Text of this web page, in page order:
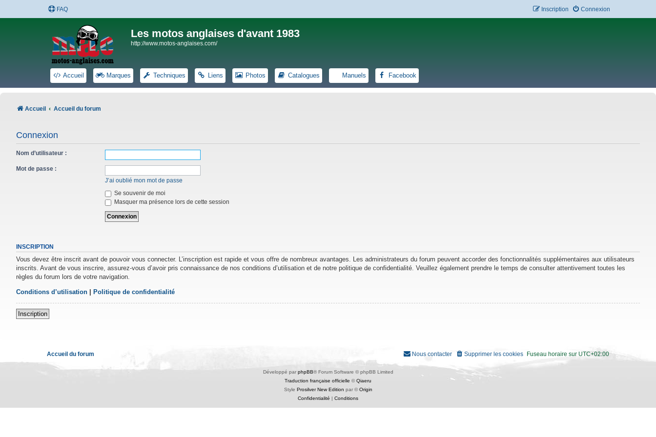
FAQ Connexion
Inscription
Les motos anglaises d'avant 1983
http://www.motos-anglaises.com/
Accueil Marques Techniques Liens Photos Catalogues Manuels Facebook
Accueil Accueil du forum
Connexion
Nom d’utilisateur :
Mot de passe :
J’ai oublié mon mot de passe
Se souvenir de moi
Masquer ma présence lors de cette session
INSCRIPTION
Vous devez être inscrit avant de pouvoir vous connecter. L’inscription est rapide et vous offre de nombreux avantages. Les administrateurs du forum peuvent accorder des fonctionnalités supplémentaires aux utilisateurs
inscrits. Avant de vous inscrire, assurez-vous d’avoir pris connaissance de nos conditions d’utilisation et de notre politique de confidentialité. Veuillez également prendre le temps de consulter attentivement toutes les
règles du forum lors de votre navigation.
Conditions d’utilisation Politique de confidentialité
Inscription
Accueil du forum Fuseau horaire sur UTC+02:00
Supprimer les cookies
Nous contacter
Développé par phpBB® Forum Software © phpBB Limited
Traduction française officielle ©Qiaeru
Style Prosilver New Edition par ©Origin
Confidentialité
Conditions